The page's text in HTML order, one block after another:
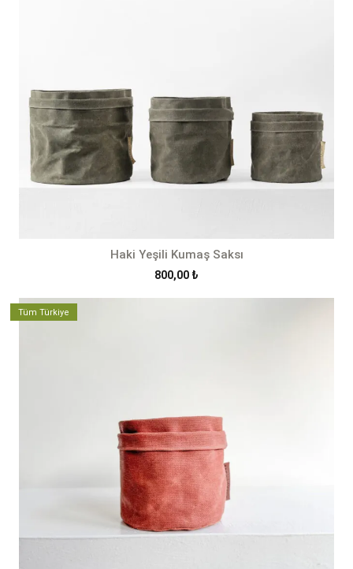
Haki Yeşili Kumaş Saksı
800,00 ₺
Tüm Türkiye